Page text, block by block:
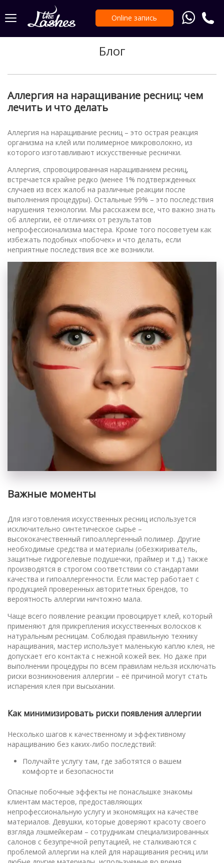
Online запись
Блог
Аллергия на наращивание ресниц: чем
лечить и что делать
Аллергия на наращивание ресниц – это острая реакция
организма на клей или полимерное микроволокно, из
которого изготавливают искусственные реснички.
Аллергия, спровоцированная наращиванием ресниц,
встречается крайне редко (менее 1% подтвержденных
случаев из всех жалоб на различные реакции после
выполнения процедуры). Остальные 99% – это последствия
нарушения технологии. Мы расскажем все, что важно знать
об аллергии, её отличиях от результатов
непрофессионализма мастера. Кроме того посоветуем как
избежать подобных «побочек» и что делать, если
неприятные последствия все же возникли.
Важные моменты
Для изготовления искусственных ресниц используется
исключительно синтетическое сырье –
высококачественный гипоаллергенный полимер. Другие
необходимые средства и материалы (обезжириватель,
защитные гидрогелевые подушечки, праймер и т.д.) также
производятся в строгом соответствии со стандартами
качества и гипоаллергенности. Если мастер работает с
продукцией проверенных авторитетных брендов, то
вероятность аллергии ничтожно мала.
Чаще всего появление реакции провоцирует клей, который
применяют для прикрепления искусственных волосков к
натуральным ресницам. Соблюдая правильную технику
наращивания, мастер использует маленькую каплю клея, не
допускает его контакта с нежной кожей век. Но даже при
выполнении процедуры по всем правилам нельзя исключать
риски возникновения аллергии – её причиной могут стать
испарения клея при высыхании.
Как минимизировать риски появления аллергии
Несколько шагов к качественному и эффективному
наращиванию без каких-либо последствий:
Получайте услугу там, где заботятся о вашем
комфорте и безопасности
Опасные побочные эффекты не понаслышке знакомы
клиентам мастеров, предоставляющих
непрофессиональную услугу и экономящих на качестве
материалов. Девушки, которые доверяют красоту своего
взгляда лэшмейкерам – сотрудникам специализированных
салонов с безупречной репутацией, не сталкиваются с
проблемой аллергии на клей для наращивания ресниц или